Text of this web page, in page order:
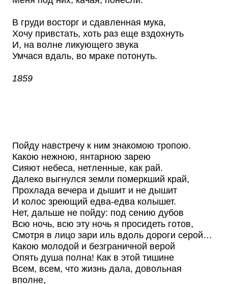
В груди восторг и сдавленная мука,
Хочу привстать, хоть раз еще вздохнуть
И, на волне ликующего звука
Умчася вдаль, во мраке потонуть.
1859
Пойду навстречу к ним знакомою тропою.
Какою нежною, янтарною зарею
Сияют небеса, нетленные, как рай.
Далеко выгнулся земли померкший край,
Прохлада вечера и дышит и не дышит
И колос зреющий едва-едва колышет.
Нет, дальше не пойду: под сению дубов
Всю ночь, всю эту ночь я просидеть готов,
Смотря в лицо зари иль вдоль дороги серой…
Какою молодой и безграничной верой
Опять душа полна! Как в этой тишине
Всем, всем, что жизнь дала, довольная
вполне,